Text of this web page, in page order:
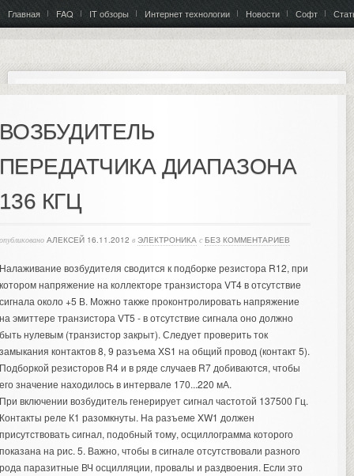
Главная FAQ IT обзоры Интернет технологии Новости Софт
ДИАПАЗОНА
КГЦ
АЛЕКСЕЙ 16.11.2012 в ЭЛЕКТРОНИКА с БЕЗ КОММЕНТАРИЕВ
возбудителя сводится к подборке резистора R12, при
напряжение на коллекторе транзистора VT4 в отсутствие
около +5 В. Можно также проконтролировать напряжение
эмиттере транзистора VT5 - в отсутствие сигнала оно должно
нулевым (транзистор закрыт). Следует проверить ток
контактов 8, 9 разъема XS1 на общий провод (контакт 5).
резисторов R4 и в ряде случаев R7 добиваются, чтобы
значение находилось в интервале 170...220 мА.
включении возбудитель генерирует сигнал частотой 137500 Гц.
реле К1 разомкнуты. На разъеме XW1 должен
сигнал, подобный тому, осциллограмма которого
на рис. 5. Важно, чтобы в сигнале отсутствовали разного
паразитные ВЧ осцилляции, провалы и раздвоения. Если это